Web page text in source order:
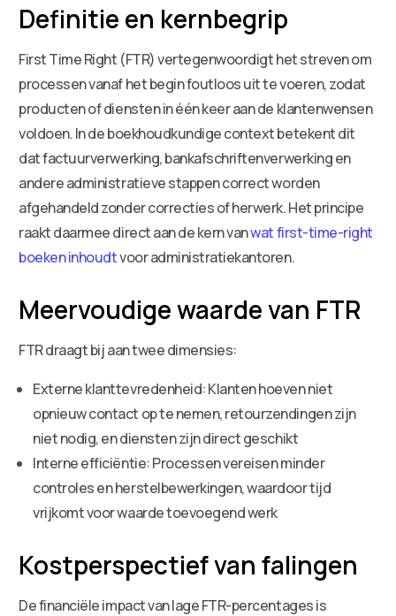
Definitie en kernbegrip
First Time Right (FTR) vertegenwoordigt het streven om
processen vanaf het begin foutloos uit te voeren, zodat
producten of diensten in één keer aan de klantenwensen
voldoen. In de boekhoudkundige context betekent dit
dat factuurverwerking, bankafschriftenverwerking en
andere administratieve stappen correct worden
afgehandeld zonder correcties of herwerk. Het principe
raakt daarmee direct aan de kern vanwat first-time-right
boeken inhoudtvoor administratiekantoren.
Meervoudige waarde van FTR
FTR draagt bij aan twee dimensies:
Externe klanttevredenheid: Klanten hoeven niet
opnieuw contact op te nemen, retourzendingen zijn
niet nodig, en diensten zijn direct geschikt
Interne efficiëntie: Processen vereisen minder
controles en herstelbewerkingen, waardoor tijd
vrijkomt voor waarde toevoegend werk
Kostperspectief van falingen
De financiële impact van lage FTR-percentages is